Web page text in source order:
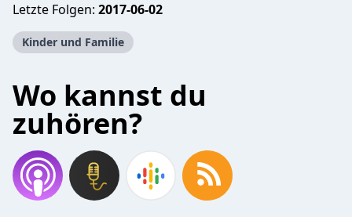
Letzte Folgen: 2017-06-02
Kinder und Familie
Wo kannst du
zuhören?